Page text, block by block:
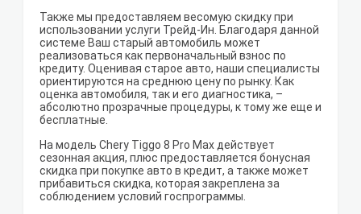
Также мы предоставляем весомую скидку при
использовании услуги Трейд-Ин. Благодаря данной
системе Ваш старый автомобиль может
реализоваться как первоначальный взнос по
кредиту. Оценивая старое авто, наши специалисты
ориентируются на среднюю цену по рынку. Как
оценка автомобиля, так и его диагностика, –
абсолютно прозрачные процедуры, к тому же еще и
бесплатные.
На модель Chery Tiggo 8 Pro Max действует
сезонная акция, плюс предоставляется бонусная
скидка при покупке авто в кредит, а также может
прибавиться скидка, которая закреплена за
соблюдением условий госпрограммы.